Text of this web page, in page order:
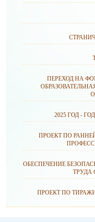
ПЕРЕХОД НА
2025 ГОД -
ПРОЕКТ ПО
ОБЕСПЕЧЕНИЕ
ТРУДА
ПРОЕКТ ПО